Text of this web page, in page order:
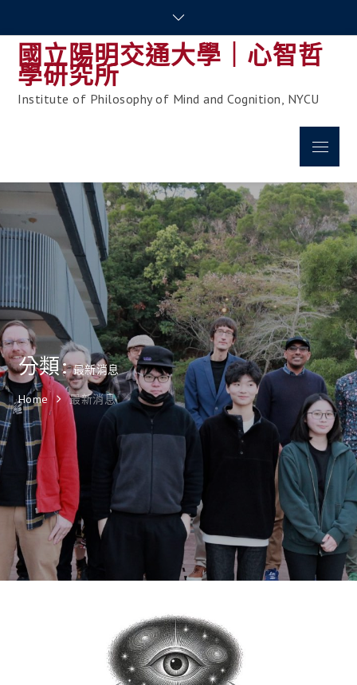
content國立陽明交通大學｜心智哲
學研究所
Institute of Philosophy of Mind and Cognition, NYCU
Menu
分類:最新消息
Home 最新消息